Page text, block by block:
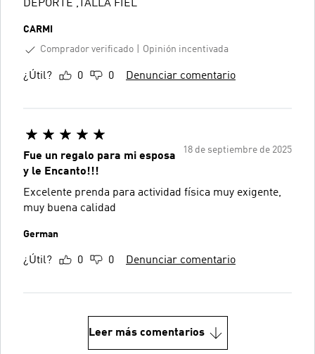
DEPORTE ,TALLA FIEL
CARMI
Comprador verificado
Opinión incentivada
¿Útil? 0 0 Denunciar comentario
18 de septiembre de 2025
Fue un regalo para mi esposa
y le Encanto!!!
Excelente prenda para actividad física muy exigente,
muy buena calidad
German
¿Útil? 0 0 Denunciar comentario
Leer más comentarios